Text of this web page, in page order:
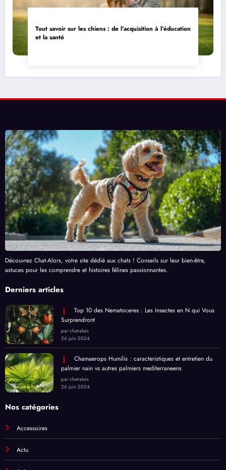
Tout savoir sur les chiens : de l’acquisition à l’éducation
et la santé
Découvrez Chat-Alors, votre site dédié aux chats ! Conseils sur leur bien-être,
astuces pour les comprendre et histoires félines passionnantes.
Derniers articles
Top 10 des Nematoceres : Les Insectes en N qui Vous
Surprendront
par chat-alors
26 juin 2024
Chamaerops Humilis : caracteristiques et entretien du
palmier nain vs autres palmiers mediterraneens
par chat-alors
26 juin 2024
Nos catégories
Accessoires
Actu